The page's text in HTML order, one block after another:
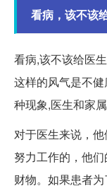
看病，该不该
看病,该不该给医
这样的风气是不
种现象,医生和家
对于医生来说，
努力工作的，他
财物。如果患者